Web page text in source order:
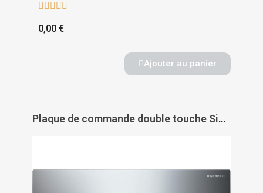
    
0,00 €
Ajouter au panier
Plaque de commande double touche Sigma 30 - GEBERIT